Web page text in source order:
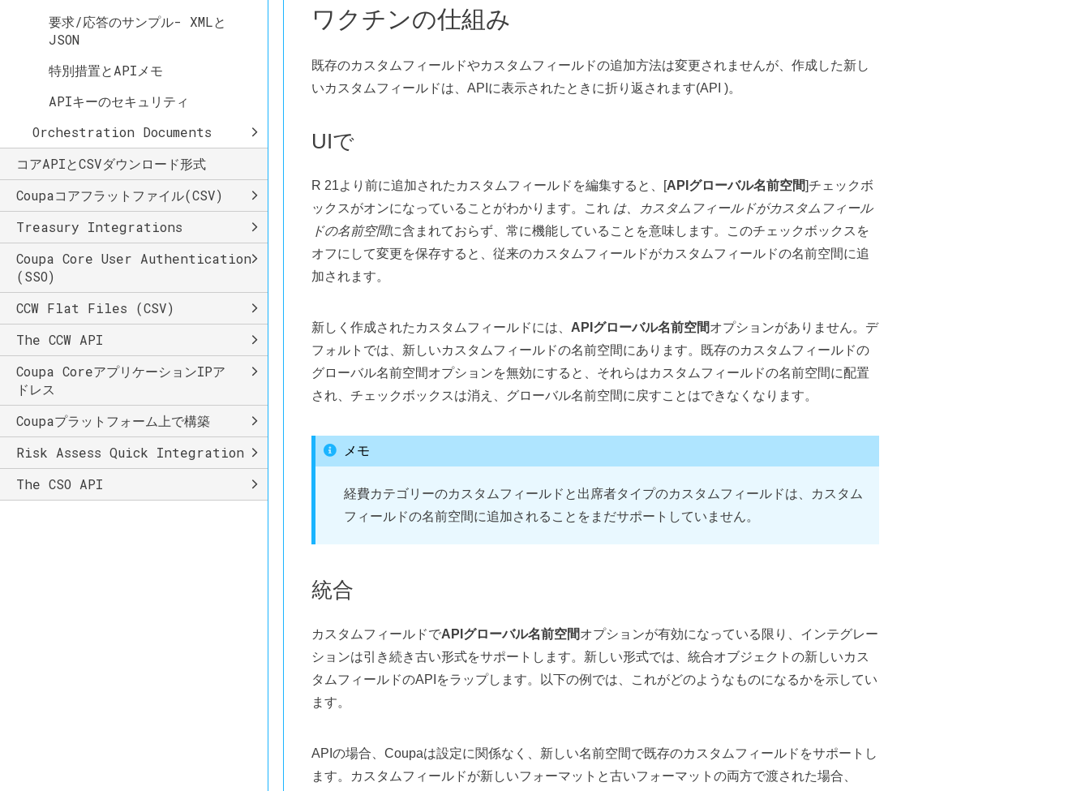
ワクチンの仕組み
既存のカスタムフィールドやカスタムフィールドの追加方法は変更されませんが、作成した新し
いカスタムフィールドは、APIに表示されたときに折り返されます(API )。
UIで
R 21より前に追加されたカスタムフィールドを編集すると、[APIグローバル名前空間]チェックボ
ックスがオンになっていることがわかります。これは、カスタムフィールドがカスタムフィール
ドの名前空間に含まれておらず、常に機能していることを意味します。このチェックボックスを
オフにして変更を保存すると、従来のカスタムフィールドがカスタムフィールドの名前空間に追
加されます。
新しく作成されたカスタムフィールドには、 APIグローバル名前空間オプションがありません。デ
フォルトでは、新しいカスタムフィールドの名前空間にあります。既存のカスタムフィールドの
グローバル名前空間オプションを無効にすると、それらはカスタムフィールドの名前空間に配置
され、チェックボックスは消え、グローバル名前空間に戻すことはできなくなります。
メモ
経費カテゴリーのカスタムフィールドと出席者タイプのカスタムフィールドは、カスタム
フィールドの名前空間に追加されることをまだサポートしていません。
統合
カスタムフィールドでAPIグローバル名前空間オプションが有効になっている限り、インテグレー
ションは引き続き古い形式をサポートします。新しい形式では、統合オブジェクトの新しいカス
タムフィールドのAPIをラップします。以下の例では、これがどのようなものになるかを示してい
ます。
APIの場合、Coupaは設定に関係なく、新しい名前空間で既存のカスタムフィールドをサポートし
ます。カスタムフィールドが新しいフォーマットと古いフォーマットの両方で渡された場合、
要求/応答のサンプル- XMLと
JSON
特別措置とAPIメモ
APIキーのセキュリティ
Orchestration Documents
コアAPIとCSVダウンロード形式
Coupaコアフラットファイル(CSV)
Treasury Integrations
Coupa Core User Authentication
(SSO)
CCW Flat Files (CSV)
The CCW API
Coupa CoreアプリケーションIPア
ドレス
Coupaプラットフォーム上で構築
Risk Assess Quick Integration
The CSO API